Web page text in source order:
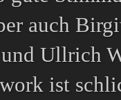
auch
Ullrich
ist